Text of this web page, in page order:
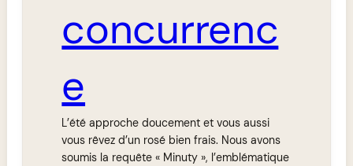
concurrenc
e
L’été approche doucement et vous aussi
vous rêvez d’un rosé bien frais. Nous avons
soumis la requête « Minuty », l’emblématique